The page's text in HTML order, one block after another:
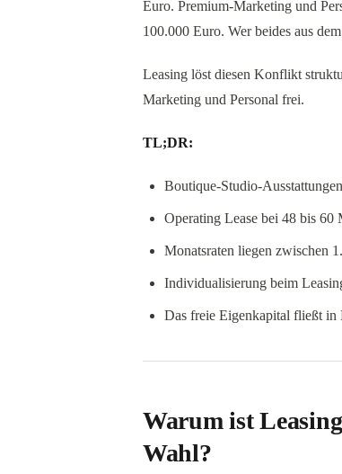
Euro. Premium-Marketing und
100.000 Euro. Wer beides aus
Leasing löst diesen Konflikt
Marketing und Personal frei.
TL;DR:
Boutique-Studio-
Operating Lease bei 48 bis 60
Monatsraten liegen zwischen
Individualisierung beim
Das freie Eigenkapital fließt in
Warum ist
Wahl?